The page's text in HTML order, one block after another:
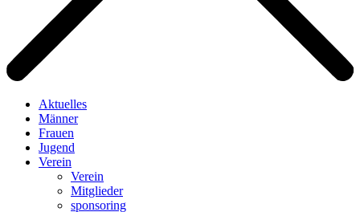
Aktuelles
Männer
Frauen
Jugend
Verein
Verein
Mitglieder
sponsoring